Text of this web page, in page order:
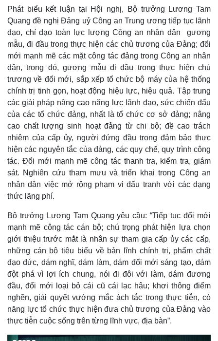
Kinh tế
Bất động sản
Khởi nghiệp
Thị trường
Giá vàng
Tiêu dùng
Tỷ giá
Chứng khoán
Giá cà phê
Phát biểu kết luận tại Hội nghị, Bộ trưởng Lương Tam
Quang đề nghị Đảng uỷ Công an Trung ương tiếp tục lãnh
đạo, chỉ đạo toàn lực lượng Công an nhân dân gương
mẫu, đi đầu trong thực hiện các chủ trương của Đảng; đổi
mới mạnh mẽ các mặt công tác đảng trong Công an nhân
dân, trong đó, gương mẫu đi đầu trong thực hiện chủ
trương về đổi mới, sắp xếp tổ chức bộ máy của hệ thống
chính trị tinh gọn, hoạt động hiệu lực, hiệu quả. Tập trung
các giải pháp nâng cao năng lực lãnh đạo, sức chiến đấu
của các tổ chức đảng, nhất là tổ chức cơ sở đảng; nâng
cao chất lượng sinh hoạt đảng từ chi bộ; đề cao trách
nhiệm của cấp ủy, người đứng đầu trong đảm bảo thực
hiện các nguyên tắc của đảng, các quy chế, quy trình công
tác. Đổi mới mạnh mẽ công tác thanh tra, kiểm tra, giám
sát. Nghiên cứu tham mưu và triển khai trong Công an
nhân dân việc mở rộng phạm vi đấu tranh với các dạng
thức lãng phí.
Bộ trưởng Lương Tam Quang yêu cầu: “Tiếp tục đổi mới
mạnh mẽ công tác cán bộ; chú trọng phát hiện lựa chọn
giới thiệu trước mắt là nhân sự tham gia cấp ủy các cấp,
những cán bộ tiêu biểu về bản lĩnh chính trị, phẩm chất
đạo đức, dám nghĩ, dám làm, dám đổi mới sáng tạo, dám
đột phá vì lợi ích chung, nói đi đôi với làm, dám đương
đầu, đổi mới loại bỏ cái cũ cái lạc hậu; khơi thông điểm
nghẽn, giải quyết vướng mắc ách tắc trong thực tiễn, có
năng lực tổ chức thực hiện đưa chủ trương của Đảng vào
thực tiễn cuộc sống trên từng lĩnh vực, địa bàn”.